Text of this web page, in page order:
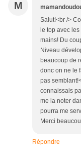
M
Salut!<br />
le top avec
mains! Du
Niveau
beaucoup de
donc on ne le
pas
connaissais
me la noter
pourra me
Merci
Répondre